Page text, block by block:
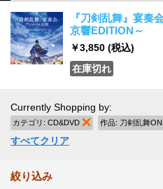
『刀剣乱舞』宴奏
京響EDITION～
￥3,850 (税込)
在庫切れ
Currently Shopping by:
カテゴリ: CD&DVD 商品の削除
作品: 刀剣乱舞
すべてクリア
絞り込み